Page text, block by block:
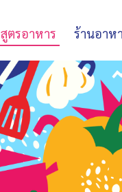
สูตรอาหาร ร้านอาห